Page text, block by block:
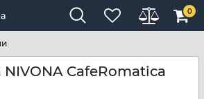
0
CafeRomatica